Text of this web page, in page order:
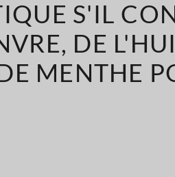
S'IL
DE
MENTHE